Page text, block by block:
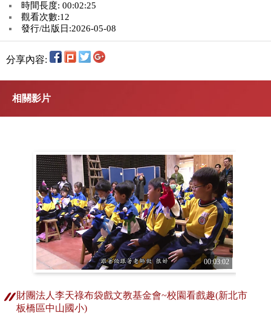
時間長度: 00:02:25
觀看次數:12
發行/出版日:2026-05-08
分享內容:
相關影片
00:03:02
財團法人李天祿布袋戲文教基金會~校園看戲趣(新北市
板橋區中山國小)